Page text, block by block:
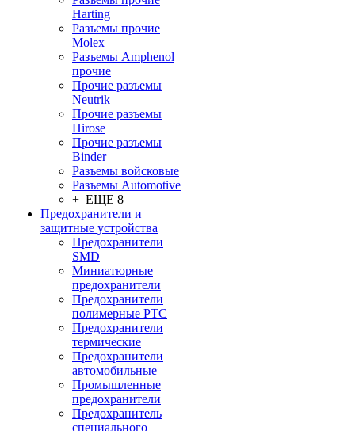
Harting
Разъемы прочие
Molex
Разъемы Amphenol
прочие
Прочие разъемы
Neutrik
Прочие разъемы
Hirose
Прочие разъемы
Binder
Разъемы войсковые
Разъeмы Automotive
+ ЕЩЕ 8
Предохранители и
защитные устройства
Предохранители
SMD
Миниатюрные
предохранители
Предохранители
полимерные PTC
Предохранители
термические
Предохранители
автомобильные
Промышленные
предохранители
Предохранитель
специального